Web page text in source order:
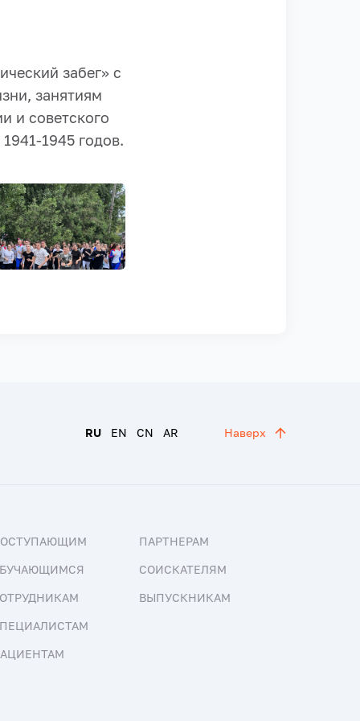
забег» с
занятиям
и советского
1945 годов.
RU EN CN AR Наверх
ПАРТНЕРАМ
СОИСКАТЕЛЯМ
ВЫПУСКНИКАМ